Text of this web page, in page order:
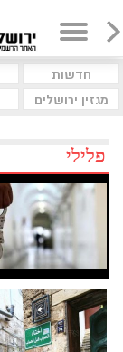
חדשות
מגזין ירושלים
פלילי